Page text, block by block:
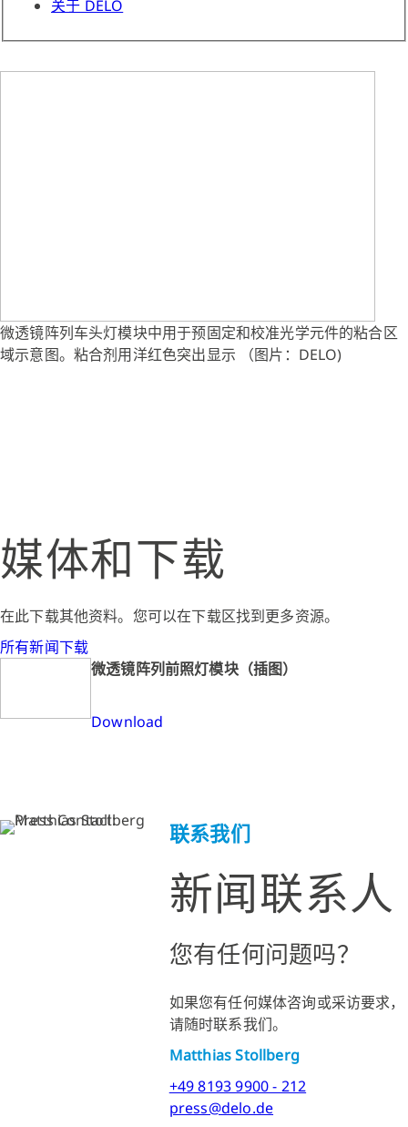
关于 DELO
微透镜阵列车头灯模块中用于预固定和校准光学元件的粘合区
域示意图。粘合剂用洋红色突出显示 （图片：DELO)
媒体和下载
在此下载其他资料。您可以在下载区找到更多资源。
所有新闻下载
微透镜阵列前照灯模块（插图）
Download
联系我们
新闻联系人
您有任何问题吗？
如果您有任何媒体咨询或采访要求，
请随时联系我们。
Matthias Stollberg
+49 8193 9900 - 212
press@delo.de